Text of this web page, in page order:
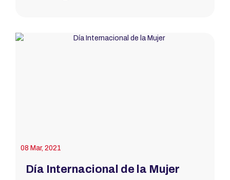
08 Mar, 2021
Día Internacional de la Mujer